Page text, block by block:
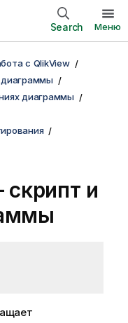
Search Меню
с QlikView
диаграммы
диаграммы
и